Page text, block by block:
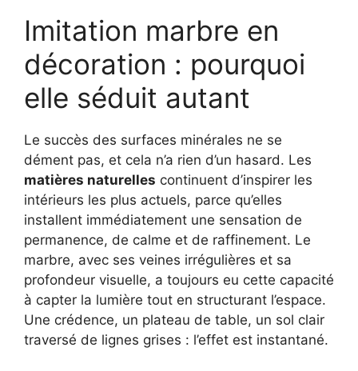
Imitation marbre en
décoration : pourquoi
elle séduit autant
Le succès des surfaces minérales ne se
dément pas, et cela n’a rien d’un hasard. Les
matières naturelles continuent d’inspirer les
intérieurs les plus actuels, parce qu’elles
installent immédiatement une sensation de
permanence, de calme et de raffinement. Le
marbre, avec ses veines irrégulières et sa
profondeur visuelle, a toujours eu cette capacité
à capter la lumière tout en structurant l’espace.
Une crédence, un plateau de table, un sol clair
traversé de lignes grises : l’effet est instantané.